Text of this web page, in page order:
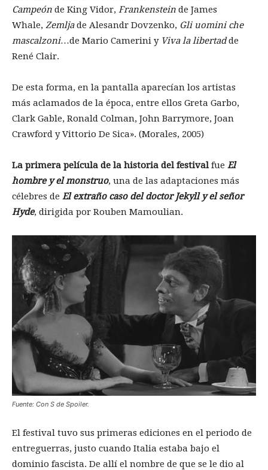
Campeón de King Vidor, Frankenstein de James
Whale, Zemljade Alesandr Dovzenko, Gli uomini che
mascalzoni…de Mario Camerini y Viva la libertadde
René Clair.
De esta forma, en la pantalla aparecían los artistas
más aclamados de la época, entre ellos Greta Garbo,
Clark Gable, Ronald Colman, John Barrymore, Joan
Crawford y Vittorio De Sica». (Morales, 2005)
La primera película de la historia del festival fue El
hombre y el monstruo, una de las adaptaciones más
célebres de El extraño caso del doctor Jekyll y el señor
Hyde, dirigida por Rouben Mamoulian.
Fuente: Con S de Spoiler.
El festival tuvo sus primeras ediciones en el periodo de
entreguerras, justo cuando Italia estaba bajo el
dominio fascista. De allí el nombre de que se le dio al